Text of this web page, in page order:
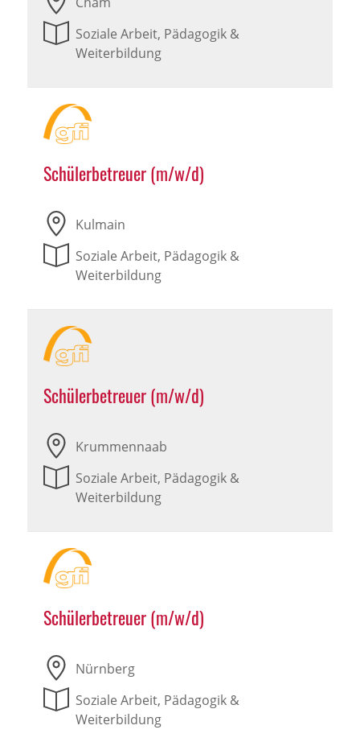
Soziale Arbeit, Pädagogik &
Weiterbildung
Schülerbetreuer (m/w/d)
Kulmain
Soziale Arbeit, Pädagogik &
Weiterbildung
Schülerbetreuer (m/w/d)
Krummennaab
Soziale Arbeit, Pädagogik &
Weiterbildung
Schülerbetreuer (m/w/d)
Nürnberg
Soziale Arbeit, Pädagogik &
Weiterbildung